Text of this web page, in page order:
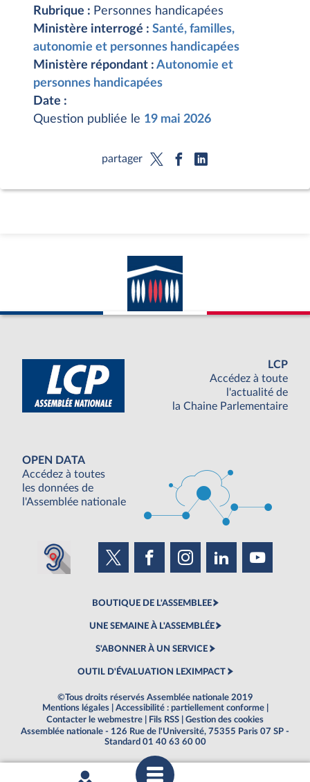
Rubrique : Personnes handicapées
Ministère interrogé : Santé, familles,
autonomie et personnes handicapées
Ministère répondant : Autonomie et
personnes handicapées
Date :
Question publiée le 19 mai 2026
partager
LCP
Accédez à toute
l'actualité de
la Chaine Parlementaire
OPEN DATA
Accédez à toutes
les données de
l'Assemblée nationale
BOUTIQUE DE L'ASSEMBLEE
UNE SEMAINE À L'ASSEMBLÉE
S'ABONNER À UN SERVICE
OUTIL D'ÉVALUATION LEXIMPACT
©Tous droits réservés Assemblée nationale 2019
Mentions légales
Accessibilité : partiellement conforme
Contacter le webmestre
Fils RSS
Gestion des cookies
Assemblée nationale - 126 Rue de l'Université, 75355 Paris 07 SP -
Standard 01 40 63 60 00